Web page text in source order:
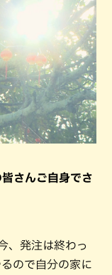
さんご自身でさ
、発注は終わっ
ので自分の家に